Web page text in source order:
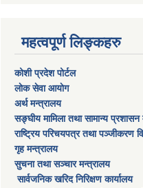
महत्वपूर्ण लिङ्कहरु
कोशी प्रदेश पोर्टल
लाेक सेवा आयाेग
अर्थ मन्त्रालय
सङ्घीय मामिला तथा सामान्य प्रशासन
राष्‍ट्रिय परिचयपत्र तथा पञ्‍जीकरण
गृह मन्त्रालय
सुचना तथा सञ्चार मन्त्रालय
सार्वजनिक खरिद निरिक्षण कार्यालय